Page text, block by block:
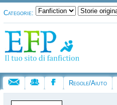
Categorie:
Regole/Aiuto